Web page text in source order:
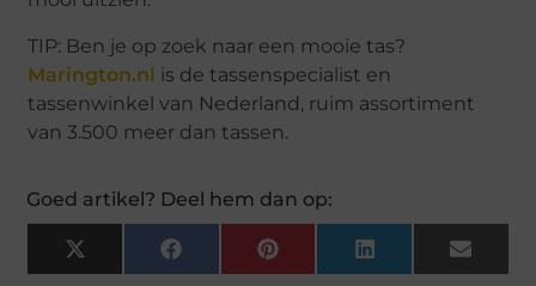
TIP: Ben je op zoek naar een mooie tas?
Marington.nl is de tassenspecialist en
tassenwinkel van Nederland, ruim assortiment
van 3.500 meer dan tassen.
Goed artikel? Deel hem dan op:
X
(Twitter)
Facebook Pinterest LinkedIn Email